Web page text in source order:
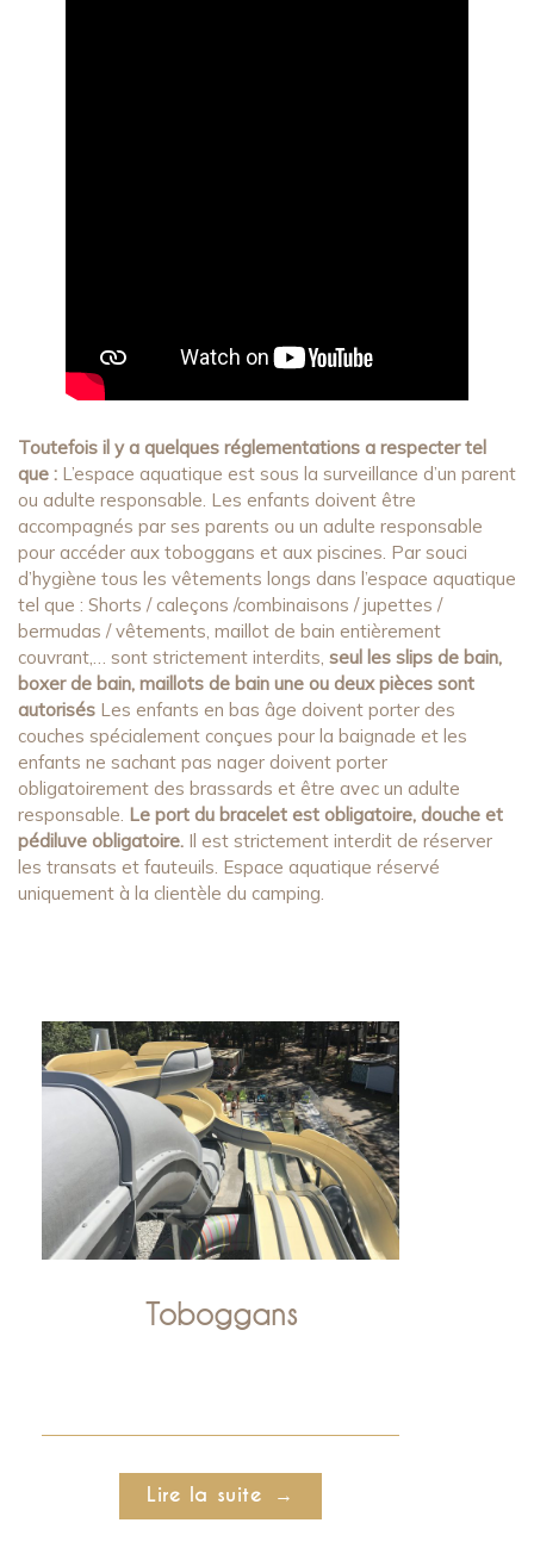
Toutefois il y a quelques réglementations a respecter tel
que : L’espace aquatique est sous la surveillance d’un parent
ou adulte responsable. Les enfants doivent être
accompagnés par ses parents ou un adulte responsable
pour accéder aux toboggans et aux piscines. Par souci
d’hygiène tous les vêtements longs dans l’espace aquatique
tel que : Shorts / caleçons /combinaisons / jupettes /
bermudas / vêtements, maillot de bain entièrement
couvrant,… sont strictement interdits, seul les slips de bain,
boxer de bain, maillots de bain une ou deux pièces sont
autorisés Les enfants en bas âge doivent porter des
couches spécialement conçues pour la baignade et les
enfants ne sachant pas nager doivent porter
obligatoirement des brassards et être avec un adulte
responsable. Le port du bracelet est obligatoire, douche et
pédiluve obligatoire. Il est strictement interdit de réserver
les transats et fauteuils. Espace aquatique réservé
uniquement à la clientèle du camping.
Toboggans
Lire la suite